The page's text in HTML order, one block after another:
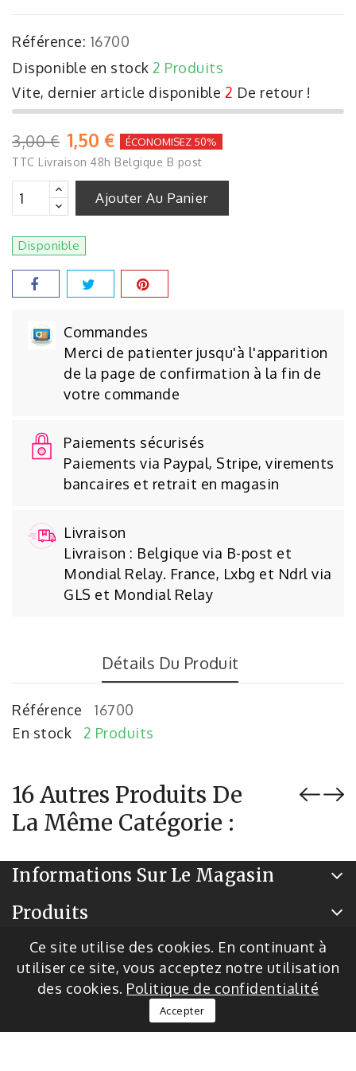
Référence: 16700
Disponible en stock 2 Produits
Vite, dernier article disponible 2 De retour !
3,00 € 1,50 € ÉCONOMISEZ 50%
TTC Livraison 48h Belgique B post
Ajouter Au Panier
Disponible
Commandes
Merci de patienter jusqu'à l'apparition
de la page de confirmation à la fin de
votre commande
Paiements sécurisés
Paiements via Paypal, Stripe, virements
bancaires et retrait en magasin
Livraison
Livraison : Belgique via B-post et
Mondial Relay. France, Lxbg et Ndrl via
GLS et Mondial Relay
Détails Du Produit
Référence
16700
En stock
2 Produits
16 Autres Produits De
La Même Catégorie :
Informations Sur Le Magasin
Produits
Notre Société
Ce site utilise des cookies. En continuant à
utiliser ce site, vous acceptez notre utilisation
des cookies. Politique de confidentialité
Accepter
© 2026 - Logiciel de commerce électronique par
PrestaShop™